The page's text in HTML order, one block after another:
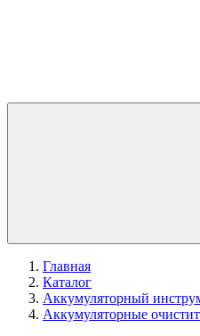
Главная
Каталог
Аккумуляторный
Аккумуляторные